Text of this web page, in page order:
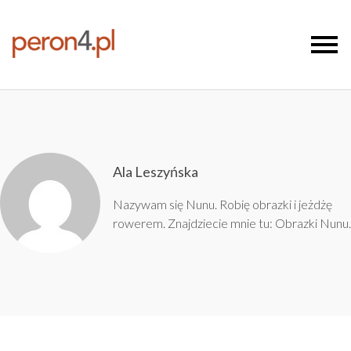
Ala Leszyńska
Nazywam się Nunu. Robię obrazki i jeżdżę
rowerem. Znajdziecie mnie tu: Obrazki Nunu